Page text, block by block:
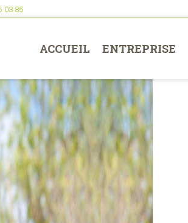
03 85
ACCUEIL ENTREPRISE